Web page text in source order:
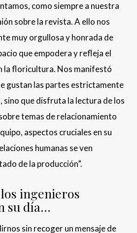
como siempre a nuestra
sobre la revista. A ello nos
muy orgullosa y honrada de
que empodera y refleja el
la floricultura. Nos manifestó
gustan las partes estrictamente
sino que disfruta la lectura de los
temas de relacionamiento
aspectos cruciales en su
humanas se ven
de la producción”.
ingenieros
su día…
sin recoger un mensaje de